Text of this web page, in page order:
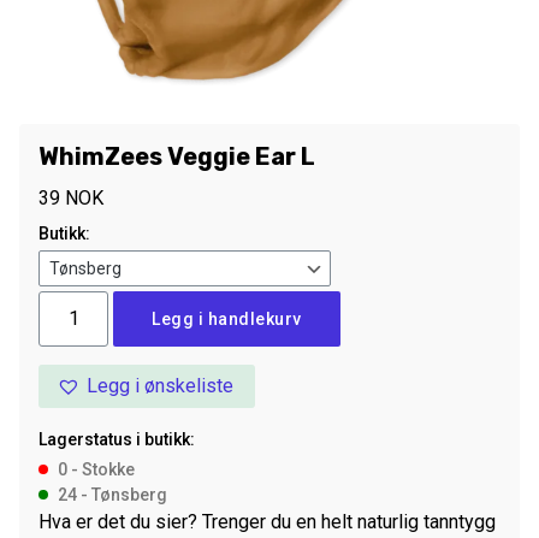
WhimZees Veggie Ear L
39 NOK
Butikk:
Veggie
Ear
Legg i handlekurv
Legg i ønskeliste
Lagerstatus i butikk:
0 - Stokke
24 - Tønsberg
Hva er det du sier? Trenger du en helt naturlig tanntygg